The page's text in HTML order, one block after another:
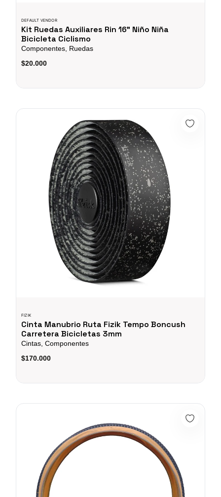
DEFAULT VENDOR
Kit Ruedas Auxiliares Rin 16" Niño Niña
Bicicleta Ciclismo
Componentes, Ruedas
$20.000
Cinta Manubrio Ruta Fizik Tempo Boncush Carretera Bicicletas
FIZIK
Cinta Manubrio Ruta Fizik Tempo Boncush
Carretera Bicicletas 3mm
Cintas, Componentes
$170.000
Llantas Para Bicicleta De Montaña Innova 29x2.10 IA-2549